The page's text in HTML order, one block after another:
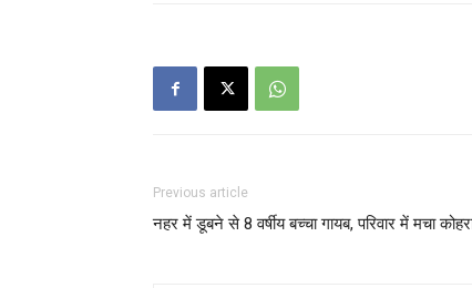
Previous article
नहर में डूबने से 8 वर्षीय बच्चा गायब, परिवार में मचा